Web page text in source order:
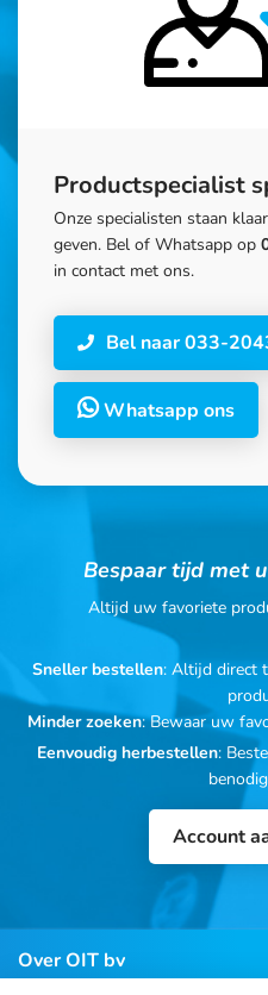
Productspecialist
Onze specialisten staan
geven. Bel of Whatsapp op
in contact met ons.
Bel naar 033-
Whatsapp ons
Bespaar tijd met
Altijd uw favoriete
Sneller bestellen: Altijd direct
Minder zoeken: Bewaar uw
Eenvoudig herbestellen:
Account
Over OIT bv